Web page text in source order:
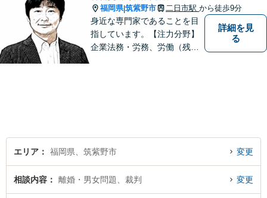
福岡県|筑紫野市 二日市駅 から徒歩9分
身近な専門家であることを目
指しています。【注力分野】
企業法務・労務、労働（残
詳細を見
る
エリア 福岡県、筑紫野市 変更
相談内容 離婚・男女問題、裁判 変更